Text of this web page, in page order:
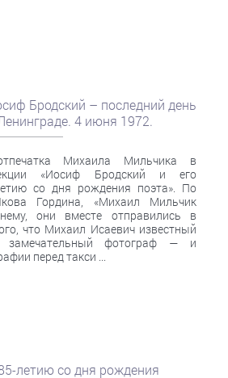
Бродский – последний день
4 июня 1972.
Михаила Мильчика в
«Иосиф Бродский и его
со дня рождения поэта». По
Гордина, «Михаил Мильчик
они вместе отправились в
что Михаил Исаевич известный
замечательный фотограф — и
перед такси ...
летию со дня рождения